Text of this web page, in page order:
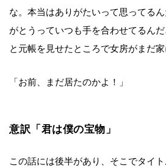
な。本当はありがたいって思ってる
がとうっていつも手を合わせてるんだ
と元帳を見せたところで女房がまだ家
「お前、まだ居たのかよ！」
意訳「君は僕の宝物」
この話には後半があり、そこでタイ